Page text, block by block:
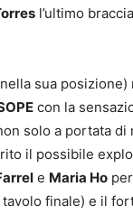
l’ultimo
sua
con la
solo a portata di
il possibile
e Maria Ho
finale) e il